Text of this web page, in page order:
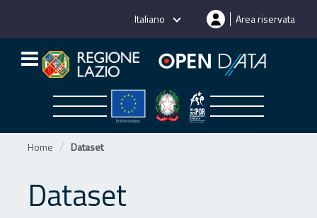
Italiano Area riservata
Home Dataset
Dataset